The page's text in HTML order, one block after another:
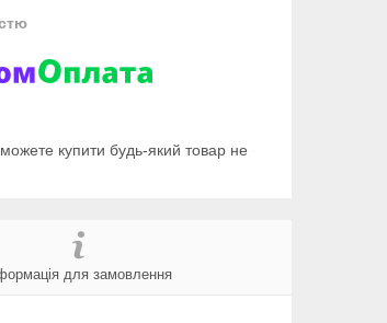
купити будь-який товар не
для замовлення